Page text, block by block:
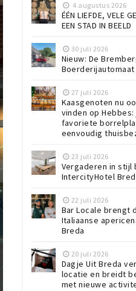
4 augustus 2026
ÉÉN LIEFDE, VELE
EEN STAD IN BEELD
30 juli 2026
Nieuw: De
Boerderijautomaat
27 juli 2026
Kaasgenoten nu
vinden op Hebbes:
favoriete
eenvoudig
23 juli 2026
Vergaderen in stijl
IntercityHotel
22 juli 2026
Bar Locale brengt
Italiaanse
Breda
20 juli 2026
Dagje Uit Breda
locatie en breidt
met nieuwe